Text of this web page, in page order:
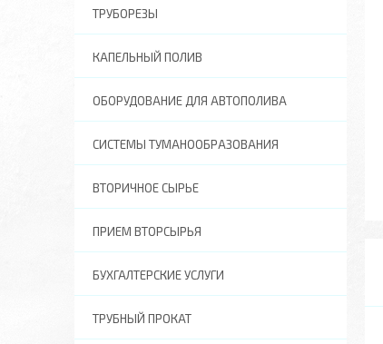
ТРУБОРЕЗЫ
КАПЕЛЬНЫЙ ПОЛИВ
ОБОРУДОВАНИЕ ДЛЯ АВТОПОЛИВА
СИСТЕМЫ ТУМАНООБРАЗОВАНИЯ
ВТОРИЧНОЕ СЫРЬЕ
ПРИЕМ ВТОРСЫРЬЯ
БУХГАЛТЕРСКИЕ УСЛУГИ
ТРУБНЫЙ ПРОКАТ